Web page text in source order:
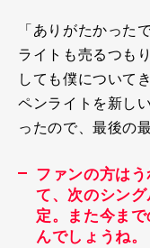
「ありがたかった
ライトも売るつも
しても僕について
ペンライトを新し
ったので、最後の
ファンの方は
て、次のシン
定。また今ま
んでしょうね。